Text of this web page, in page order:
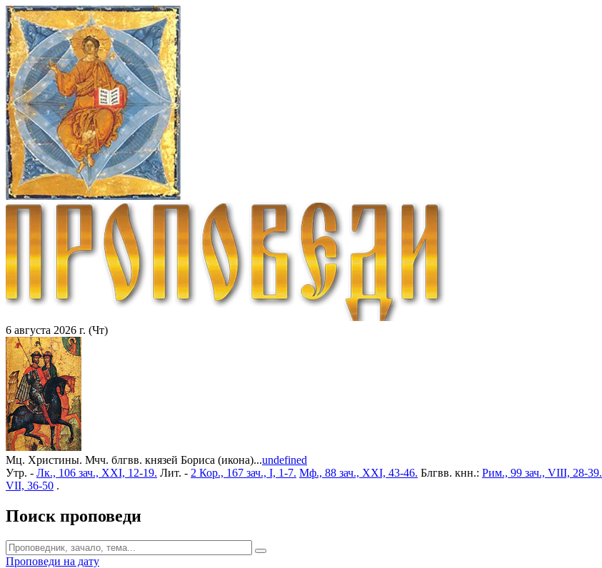
6 августа 2026 г. (Чт)
Мц. Христины. Мчч. блгвв. князей Бориса (икона)...undefined
Утр. - Лк., 106 зач., XXI, 12-19. Лит. - 2 Кор., 167 зач., I, 1-7. Мф., 88 зач., XXI, 43-46. Блгвв. кнн.: Рим., 99 зач., VIII, 28-39.
VII, 36-50 .
Поиск проповеди
Проповеди на дату